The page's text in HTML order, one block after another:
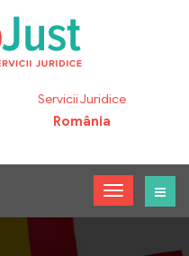
Servicii Juridice
România